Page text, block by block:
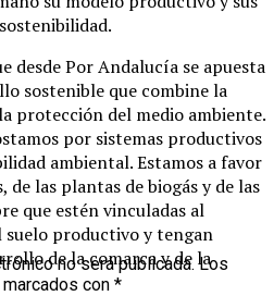
desde Por Andalucía se apuesta
sostenible que combine la
protección del medio ambiente.
por sistemas productivos
ambiental. Estamos a favor
de las plantas de biogás y de las
que estén vinculadas al
productivo y tengan
de la comarca y de la
no será publicada. Los
con *